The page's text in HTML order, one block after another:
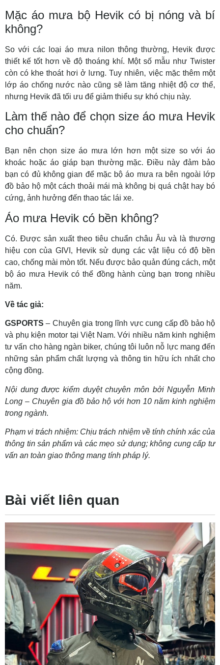
Mặc áo mưa bộ Hevik có bị nóng và bí
không?
So với các loại áo mưa nilon thông thường, Hevik được
thiết kế tốt hơn về độ thoáng khí. Một số mẫu như Twister
còn có khe thoát hơi ở lưng. Tuy nhiên, việc mặc thêm một
lớp áo chống nước nào cũng sẽ làm tăng nhiệt độ cơ thể,
nhưng Hevik đã tối ưu để giảm thiểu sự khó chịu này.
Làm thế nào để chọn size áo mưa Hevik
cho chuẩn?
Bạn nên chọn size áo mưa lớn hơn một size so với áo
khoác hoặc áo giáp bạn thường mặc. Điều này đảm bảo
bạn có đủ không gian để mặc bộ áo mưa ra bên ngoài lớp
đồ bảo hộ một cách thoải mái mà không bị quá chật hay bó
cứng, ảnh hưởng đến thao tác lái xe.
Áo mưa Hevik có bền không?
Có. Được sản xuất theo tiêu chuẩn châu Âu và là thương
hiệu con của GIVI, Hevik sử dụng các vật liệu có độ bền
cao, chống mài mòn tốt. Nếu được bảo quản đúng cách, một
bộ áo mưa Hevik có thể đồng hành cùng bạn trong nhiều
năm.
Về tác giả:
GSPORTS – Chuyên gia trong lĩnh vực cung cấp đồ bảo hộ
và phụ kiện motor tại Việt Nam. Với nhiều năm kinh nghiệm
tư vấn cho hàng ngàn biker, chúng tôi luôn nỗ lực mang đến
những sản phẩm chất lượng và thông tin hữu ích nhất cho
cộng đồng.
Nội dung được kiểm duyệt chuyên môn bởi Nguyễn Minh
Long – Chuyên gia đồ bảo hộ với hơn 10 năm kinh nghiệm
trong ngành.
Phạm vi trách nhiệm: Chịu trách nhiệm về tính chính xác của
thông tin sản phẩm và các mẹo sử dụng; không cung cấp tư
vấn an toàn giao thông mang tính pháp lý.
Bài viết liên quan